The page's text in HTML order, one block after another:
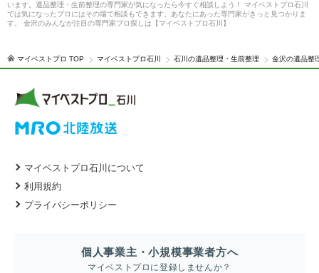
います。遺品整理・生前整理の専門家が気になったら今すぐ相談しよう！ マイベストプロ石川
では気になったプロにはその場で相談もできます。あなたにあった専門家がきっと見つかりま
す。 金沢のみんなが注目の専門家プロ探しは【マイベストプロ石川】
マイベストプロ TOP マイベストプロ石川 石川の遺品整理・生前整理 金沢の遺品整
マイベストプロ石川について
利用規約
プライバシーポリシー
個人事業主・小規模事業者方へ
マイベストプロに登録しませんか？